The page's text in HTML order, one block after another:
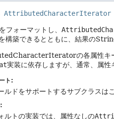
AttributedCharacterIterator
フォーマットし、
構築できるとともに、結果の
の各属性キ
実装に依存しますが、通常、属性
ト:
ルドをサポートするサブクラスは
ルトの実装では、属性なしの